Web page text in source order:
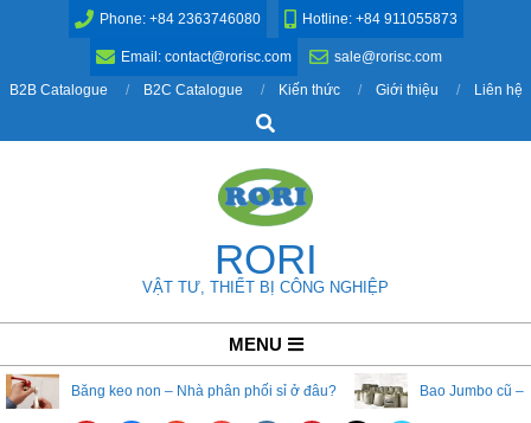
Phone: +84 2363746080 Hotline: +84 911055873
Email: contact@rorisc.com
sale@rorisc.com
B2B Catalogue
B2C Catalogue Kiến thức Giới thiệu
Liên hệ
Search
RORI
VẬT TƯ, THIẾT BỊ CÔNG NGHIỆP
Navigation
Menu
MENU
Băng keo non – Nhà phân phối sỉ ở đâu? Bao Jumbo cũ –